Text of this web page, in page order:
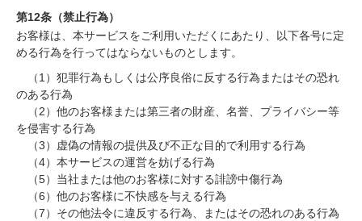
第12条（禁止行為）
お客様は、本サービスをご利用いただくにあたり、以下各号に定
める行為を行ってはならないものとします。
（1）犯罪行為もしくは公序良俗に反する行為またはその恐れ
のある行為
（2）他のお客様または第三者の財産、名誉、プライバシー等
を侵害する行為
（3）虚偽の情報の提供及び不正な目的で利用する行為
（4）本サービスの運営を妨げる行為
（5）当社または他のお客様に対する誹謗中傷行為
（6）他のお客様に不快感を与える行為
（7）その他法令に違反する行為、またはその恐れのある行為